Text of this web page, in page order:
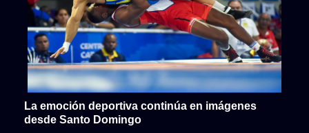
La emoción deportiva continúa en imágenes
desde Santo Domingo